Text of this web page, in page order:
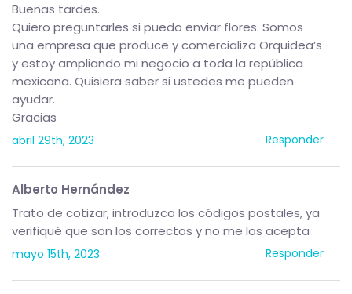
Buenas tardes.
Quiero preguntarles si puedo enviar flores. Somos
una empresa que produce y comercializa Orquidea’s
y estoy ampliando mi negocio a toda la república
mexicana. Quisiera saber si ustedes me pueden
ayudar.
Gracias
abril 29th, 2023 Responder
Alberto Hernández
Trato de cotizar, introduzco los códigos postales, ya
verifiqué que son los correctos y no me los acepta
mayo 15th, 2023 Responder